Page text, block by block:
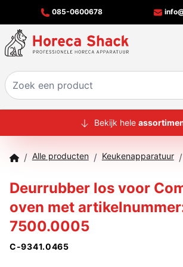
085-0600678
HOME
MERKEN
OFFERTECHECKER
Bekijk hele
/ Alle producten / Keukenapparatuur /
Deurrubber los voor
oven met
7500.0005
C-9341.0465